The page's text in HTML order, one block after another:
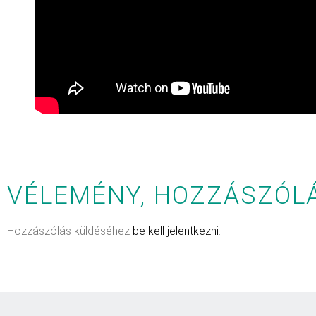
VÉLEMÉNY,
Hozzászólás küldéséhez be kell jelentkezni.